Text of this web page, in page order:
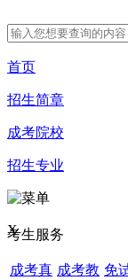
首页
招生简章
成考院校
招生专业
X
考生服务
成考真 成考教 免